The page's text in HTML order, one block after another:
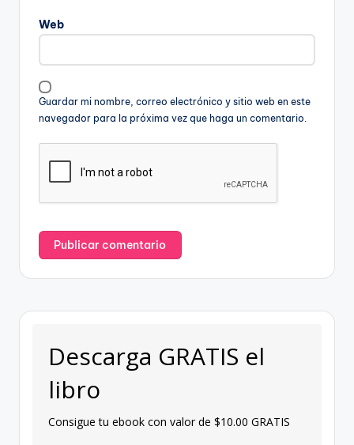
Web
Guardar mi nombre, correo electrónico y sitio web en este
navegador para la próxima vez que haga un comentario.
Descarga GRATIS el
libro
Consigue tu ebook con valor de $10.00 GRATIS